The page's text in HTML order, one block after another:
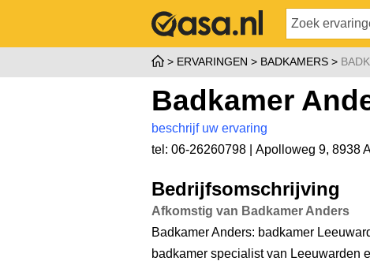
ERVARINGEN BADKAMERS
Badkamer
beschrijf uw ervaring
tel: 06-26260798 | Apolloweg 9, 8938
Bedrijfsomschrijving
Afkomstig van Badkamer Anders
Badkamer Anders: badkamer
badkamer specialist van Leeuwarden